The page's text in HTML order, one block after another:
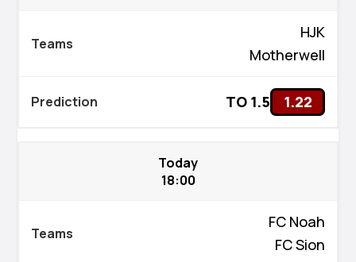
HJK
Motherwell
TO 1.5 1.22
Today
18:00
FC Noah
FC Sion